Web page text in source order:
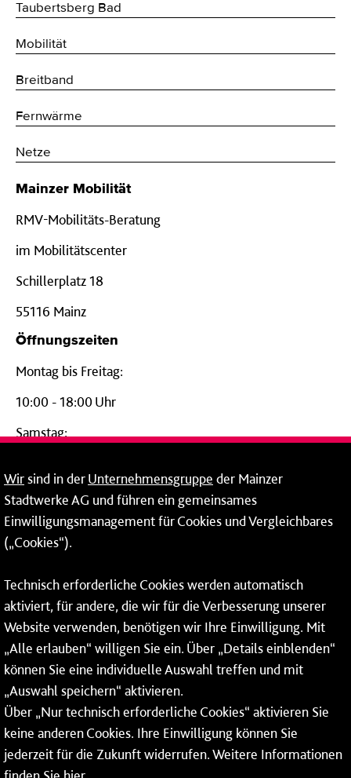
Taubertsberg Bad
Mobilität
Breitband
Fernwärme
Netze
Mainzer Mobilität
RMV-Mobilitäts-Beratung
im Mobilitätscenter
Schillerplatz 18
55116 Mainz
Öffnungszeiten
Montag bis Freitag:
10:00 - 18:00 Uhr
Samstag:
24-Stunden-Telefon*
06131 – 12 77 77
Fax: 06131 – 12 66 66
* Montags bis freitags bis 7 und ab 18 Uhr sowie an
Wochenenden und Feiertagen ganztags werden Ihre
Anrufe je nach Themenauswahl an ein Callcenter des
RMV oder von nextbike weitergeleitet. Dort erhalten Sie
ausschließlich Auskünfte zum Fahrplan bzw. zu
meinRad.
Wirsind in derUnternehmensgruppe der Mainzer
Stadtwerke AG und führen ein gemeinsames
Einwilligungsmanagement für Cookies und Vergleichbares
(„Cookies“).
Technisch erforderliche Cookies werden automatisch
aktiviert, für andere, die wir für die Verbesserung unserer
Website verwenden, benötigen wir Ihre Einwilligung. Mit
„Alle erlauben“ willigen Sie ein. Über „Details einblenden“
können Sie eine individuelle Auswahl treffen und mit
„Auswahl speichern“ aktivieren.
Über „Nur technisch erforderliche Cookies“ aktivieren Sie
keine anderen Cookies. Ihre Einwilligung können Sie
jederzeit für die Zukunft widerrufen. Weitere Informationen